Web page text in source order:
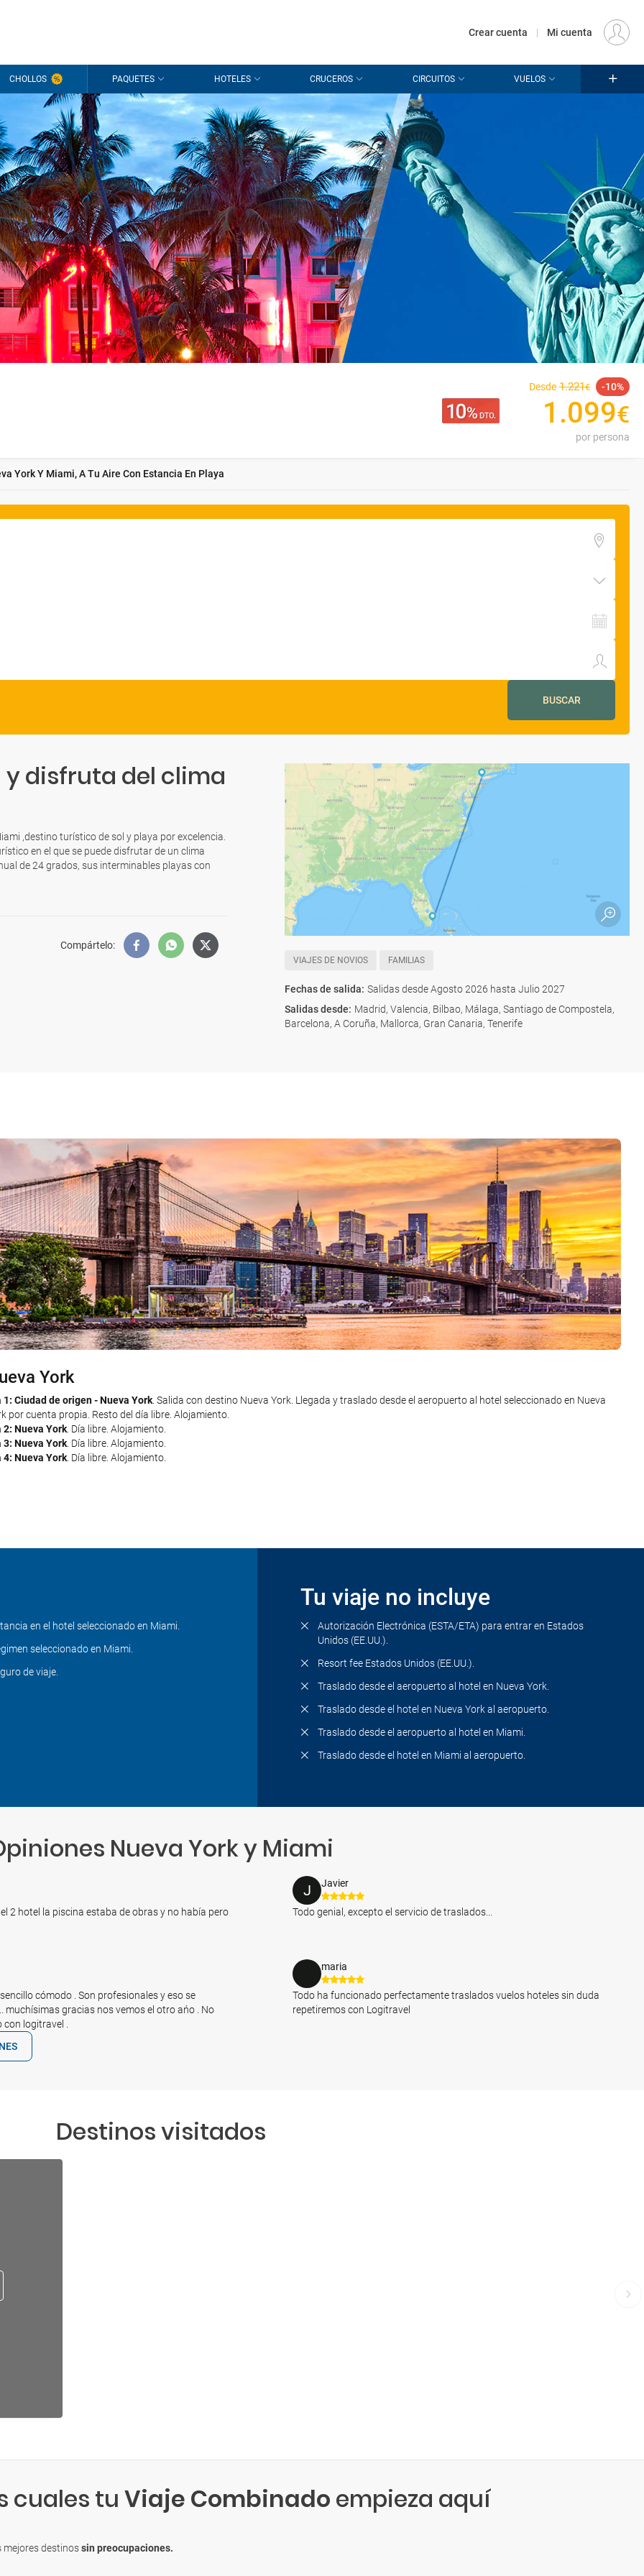
Crear cuenta | Mi cuenta
CHOLLOS PAQUETES HOTELES CRUCEROS CIRCUITOS VUELOS
Desde 1.221€ 10
1 .099€
por persona
York Y Miami, A Tu Aire Con Estancia En Playa
BUSCAR
y disfruta del clima
,destino turístico de sol y playa por excelencia.
en el que se puede disfrutar de un clima
de 24 grados, sus interminables playas con
Compártelo:
VIAJES DE NOVIOS FAMILIAS
Fechas de salida: Salidas desde Agosto 2026 hasta Julio 2027
Salidas desde: Madrid, Valencia, Bilbao, Málaga, Santiago de Compostela,
Barcelona, A Coruña, Mallorca, Gran Canaria, Tenerife
York
1: Ciudad de origen - Nueva York. Salida con destino Nueva York. Llegada y traslado desde el aeropuerto al hotel seleccionado en Nueva
por cuenta propia. Resto del día libre. Alojamiento.
2: Nueva York. Día libre. Alojamiento.
3: Nueva York. Día libre. Alojamiento.
4: Nueva York. Día libre. Alojamiento.
5: Nueva York - Miami. Traslado al aeropuerto por cuenta propia. Vuelo desde Nueva York a Miami. Llegada y traslado desde el aeropuerto
seleccionado en Miami por cuenta propia. Resto del día libre. Alojamiento.
6: Miami . Día libre. Alojamiento.
7: Miami . Día libre. Alojamiento.
8: Miami - Ciudad de origen. Traslado al aeropuerto por cuenta propia. Vuelo con destino ciudad de origen. Noche a bordo.
en el hotel seleccionado en Miami.
seleccionado en Miami.
de viaje.
Tu viaje no incluye
Autorización Electrónica (ESTA/ETA) para entrar en Estados
Unidos (EE.UU.).
Resort fee Estados Unidos (EE.UU.).
Traslado desde el aeropuerto al hotel en Nueva York.
Traslado desde el hotel en Nueva York al aeropuerto.
Traslado desde el aeropuerto al hotel en Miami.
Traslado desde el hotel en Miami al aeropuerto.
Nueva York y Miami
2 hotel la piscina estaba de obras y no había pero
J Javier
Todo genial, excepto el servicio de traslados...
cómodo . Son profesionales y eso se
muchísimas gracias nos vemos el otro ańo . No
logitravel .
maria
Todo ha funcionado perfectamente traslados vuelos hoteles sin duda
repetiremos con Logitravel
Destinos visitados
cuales tu Viaje Combinado empieza aquí
mejores destinossin preocupaciones.